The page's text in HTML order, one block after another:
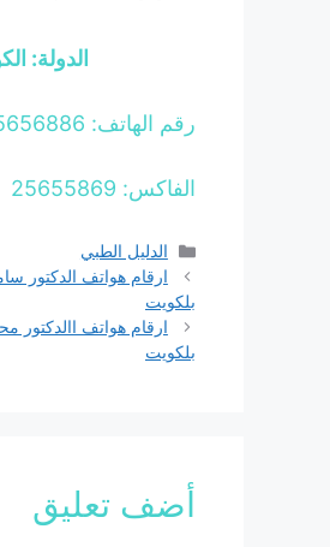
الدولة:
رقم الهاتف: 25656886
الفاكس: 25655869
التصنيفات
الدليل الطبي
ارقام هواتف الدكتور
بلكويت
ارقام هواتف االدكتور
بلكويت
أضف تعليق